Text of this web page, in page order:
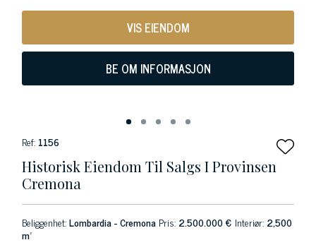
VIS EIENDOM
BE OM INFORMASJON
Ref: 1156
Historisk Eiendom Til Salgs I Provinsen
Cremona
Beliggenhet:Lombardia - Cremona Pris: 2.500.000 € Interiør: 2,500
m²